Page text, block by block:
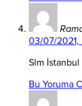
03/07/2021,
Slm
Bu Yoruma